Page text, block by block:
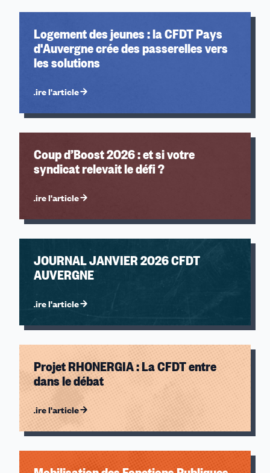
sexistes et sexuelles
Jeunes
Juridique
Logement et cadre de vie
2024
2022
2021
2020
Logement des jeunes : la CFDT Pays
d'Auvergne crée des passerelles vers
les solutions
Lire l'article
Coup d’Boost 2026 : et si votre
syndicat relevait le défi ?
Lire l'article
JOURNAL JANVIER 2026 CFDT
AUVERGNE
Lire l'article
Projet RHONERGIA : La CFDT entre
dans le débat
Lire l'article